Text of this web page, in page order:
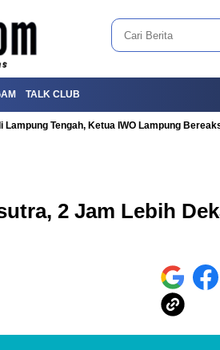
TALK CLUB
Tengah, Ketua IWO Lampung
2 Jam Lebih